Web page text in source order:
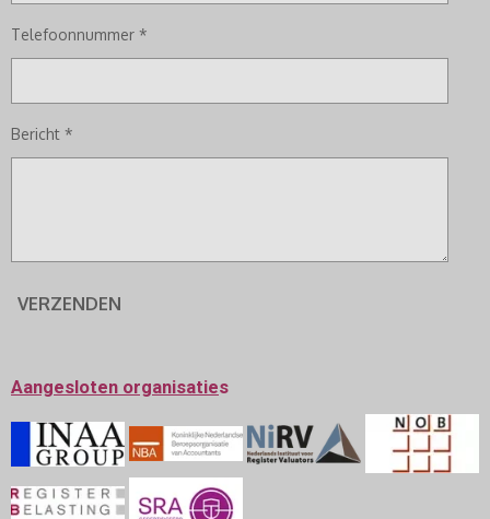
Telefoonnummer *
Bericht *
VERZENDEN
Aangesloten organisaties